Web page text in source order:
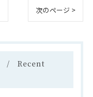
次のページ >
Recent